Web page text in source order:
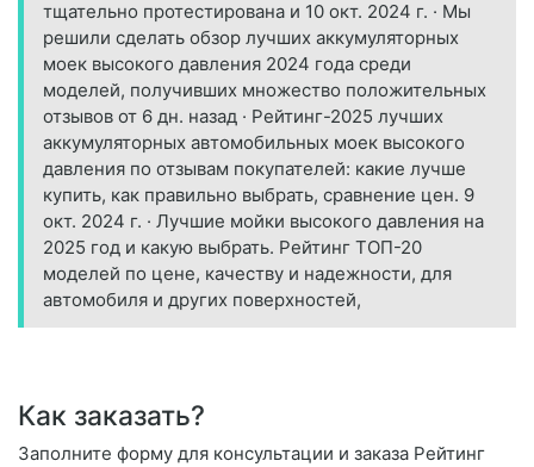
тщательно протестирована и 10 окт. 2024 г. · Мы
решили сделать обзор лучших аккумуляторных
моек высокого давления 2024 года среди
моделей, получивших множество положительных
отзывов от 6 дн. назад · Рейтинг-2025 лучших
аккумуляторных автомобильных моек высокого
давления по отзывам покупателей: какие лучше
купить, как правильно выбрать, сравнение цен. 9
окт. 2024 г. · Лучшие мойки высокого давления на
2025 год и какую выбрать. Рейтинг ТОП-20
моделей по цене, качеству и надежности, для
автомобиля и других поверхностей,
Как заказать?
Заполните форму для консультации и заказа Рейтинг